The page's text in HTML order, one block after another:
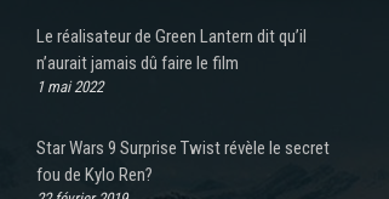
Le réalisateur de Green Lantern dit qu’il
n’aurait jamais dû faire le film
1 mai 2022
Star Wars 9 Surprise Twist révèle le secret
fou de Kylo Ren?